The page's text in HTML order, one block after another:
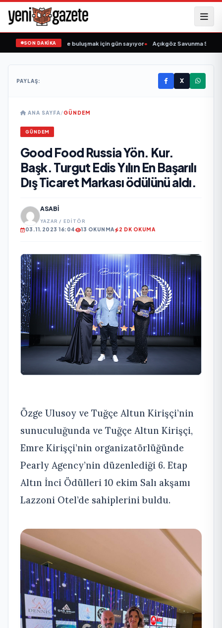
SON DAKİKA
seyircisiyle buluşmak için gün sayıyor• Açıkgöz Savunma Sanayi
PAYLAŞ: X
ANA SAYFA/GÜNDEM
GÜNDEM
Good Food Russia Yön. Kur.
Başk. Turgut Edis Yılın En Başarılı
Dış Ticaret Markası ödülünü aldı.
ASABI
YAZAR / EDITÖR
03.11.2023 16:04 13 OKUNMA 2 DK OKUMA
Özge Ulusoy ve Tuğçe Altun Kirişçi’nin
sunuculuğunda ve Tuğçe Altun Kirişçi,
Emre Kirişçi’nin organizatörlüğünde
Pearly Agency’nin düzenlediği 6. Etap
Altın İnci Ödülleri 10 ekim Salı akşamı
Lazzoni Otel’de sahiplerini buldu.